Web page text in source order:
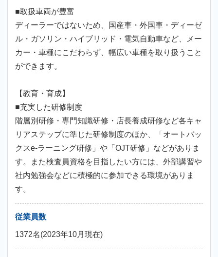
■取扱車両が豊富
ディーラーではないため、国産車・外国車・ディーゼ
ル・ガソリン・ハイブリッド・電気自動車など、メー
カー・車種にこだわらず、幅広い車種を取り扱うこと
ができます。
【教育・育成】
■充実した研修制度
階層別研修・専門知識研修・店長養成研修など各キャ
リアステップに準じた研修制度のほか、「オートバッ
クスe-ラーニング研修」や「OJT研修」などがありま
す。また検査員資格を目指したい方には、外部講習や
社内勉強会などに積極的に参加できる環境がありま
す。
従業員数
1372名(2023年10月現在)